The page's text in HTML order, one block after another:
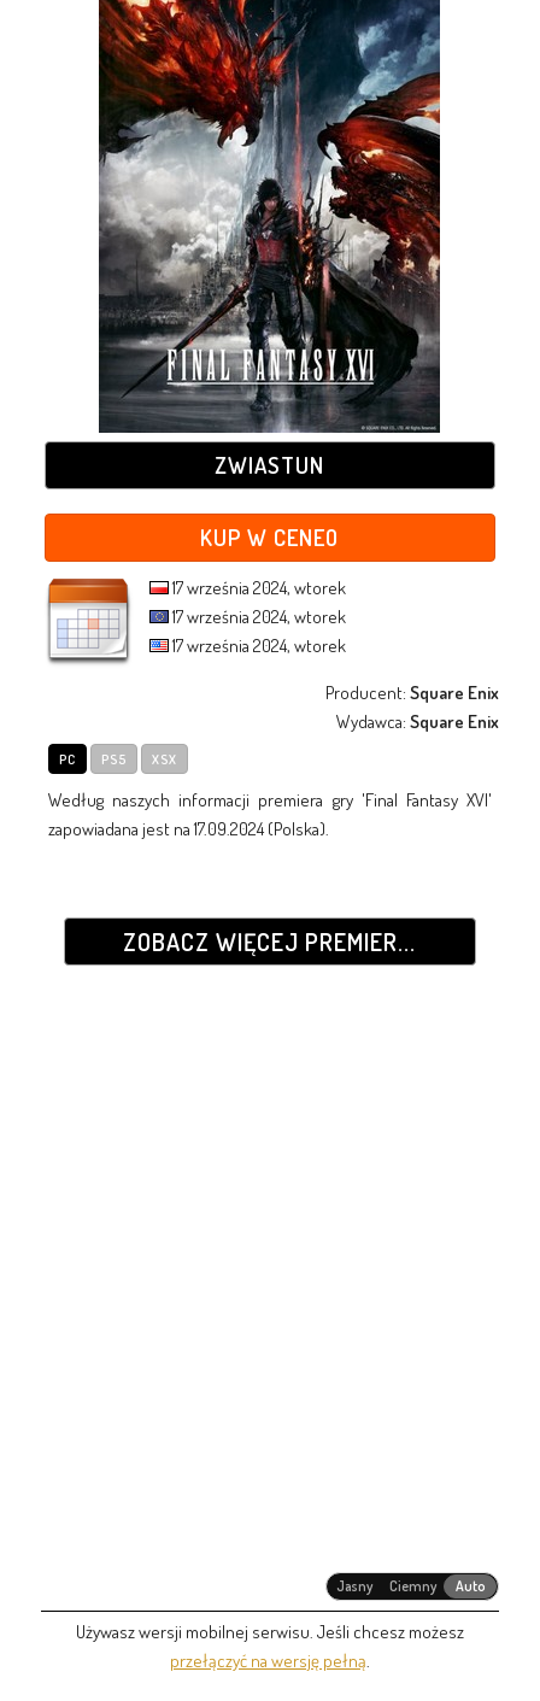
ZWIASTUN
KUP W CENEO
17 września 2024, wtorek
17 września 2024, wtorek
17 września 2024, wtorek
Producent:Square Enix
Wydawca:Square Enix
PC PS5 XSX
Według naszych informacji premiera gry 'Final Fantasy XVI'
zapowiadana jest na 17.09.2024 (Polska).
ZOBACZ WIĘCEJ PREMIER...
Jasny Ciemny Auto
Używasz wersji mobilnej serwisu. Jeśli chcesz możesz
przełączyć na wersję pełną